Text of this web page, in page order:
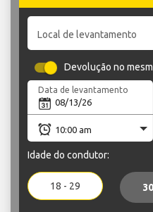
Local de levantamento
Devolução no
Data de levantamento
Idade do condutor:
18 - 29